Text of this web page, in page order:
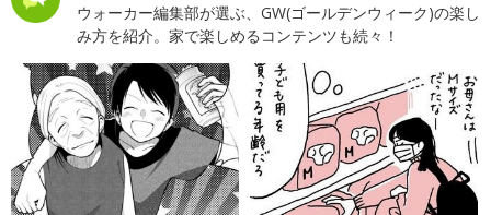
ウォーカー編集部が選ぶ、GW(ゴールデンウィーク)の楽し
み方を紹介。家で楽しめるコンテンツも続々！